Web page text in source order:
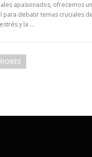
apasionados, ofrecemos
para debatir temas cruciales
y la …